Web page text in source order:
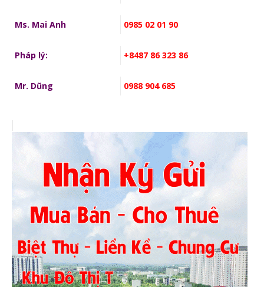
Ms. Mai Anh 0985 02 01 90
Pháp lý: +8487 86 323 86
Mr. Dũng 0988 904 685